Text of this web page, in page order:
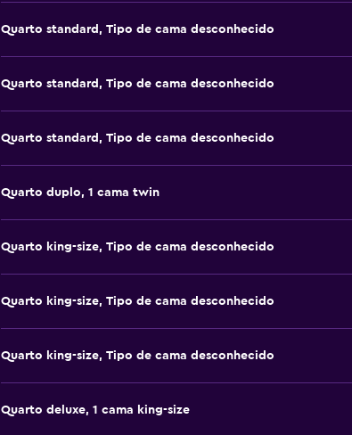
Quarto standard, Tipo de cama desconhecido
Quarto standard, Tipo de cama desconhecido
Quarto standard, Tipo de cama desconhecido
Quarto duplo, 1 cama twin
Quarto king-size, Tipo de cama desconhecido
Quarto king-size, Tipo de cama desconhecido
Quarto king-size, Tipo de cama desconhecido
Quarto deluxe, 1 cama king-size